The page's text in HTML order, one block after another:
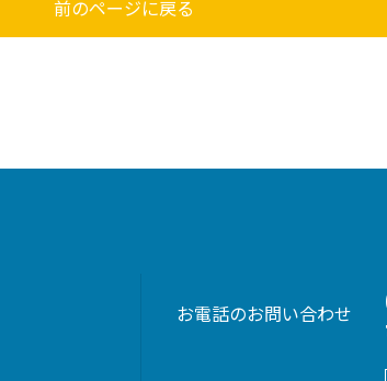
前のページに戻る
お電話のお問い合わせ